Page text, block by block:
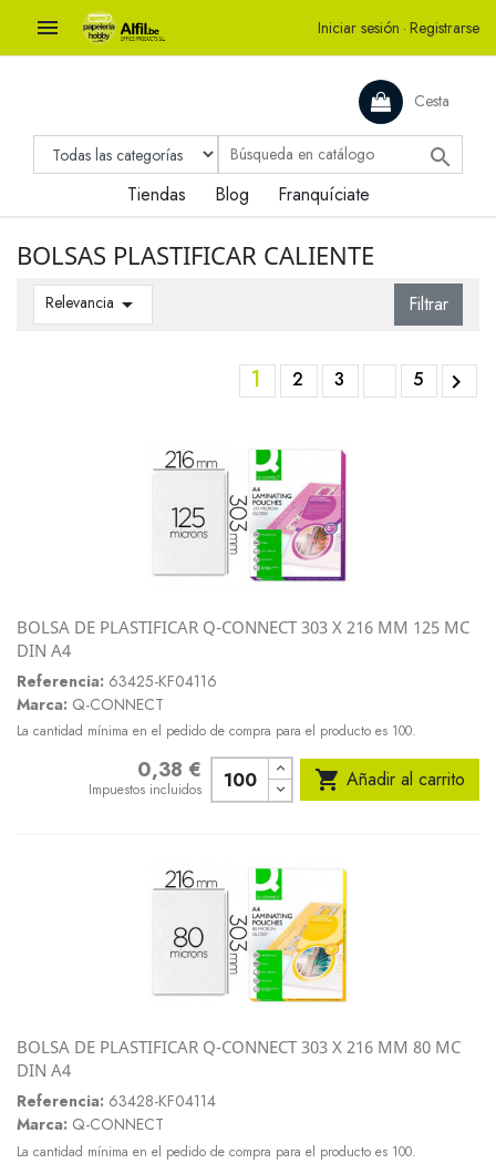
 Iniciar sesión · Registrarse
Cesta

Tiendas Blog Franquíciate
BOLSAS PLASTIFICAR CALIENTE
Relevancia  Filtrar
1 2 3 5 
BOLSA DE PLASTIFICAR Q-CONNECT 303 X 216 MM 125 MC
DIN A4
Referencia: 63425-KF04116
Marca: Q-CONNECT
La cantidad mínima en el pedido de compra para el producto es 100.
0,38 €
Impuestos incluidos  Añadir al carrito
BOLSA DE PLASTIFICAR Q-CONNECT 303 X 216 MM 80 MC
DIN A4
Referencia: 63428-KF04114
Marca: Q-CONNECT
La cantidad mínima en el pedido de compra para el producto es 100.